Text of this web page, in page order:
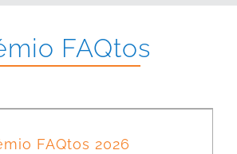
FAQtos
FAQtos 2026